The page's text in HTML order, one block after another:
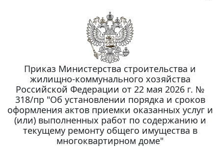
Приказ Министерства строительства и
жилищно-коммунального хозяйства
Российской Федерации от 22 мая 2026 г. №
318/пр "Об установлении порядка и сроков
оформления актов приемки оказанных услуг и
(или) выполненных работ по содержанию и
текущему ремонту общего имущества в
многоквартирном доме"